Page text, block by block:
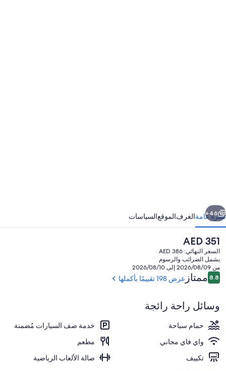
يتم تقديم الإفطار، والغداء، والعشاء،
التالي
46+
نظرة عامةالغرفالموقعالسياسات
السعر
الحالي
هو
AED
351
AED 351
السعر النهائي: AED 386
يشمل الضرائب والرسوم
من 2026/08/09 إلى 2026/08/10
التقييمات
8.88.8 من 10ممتاز عرض 198 تقييمًا بأكملها
وسائل راحة رائجة
حمام سباحة
خدمة صف السيارات مُضمنة
واي فاي مجاني
مطعم
تكييف
صالة الألعاب الرياضية